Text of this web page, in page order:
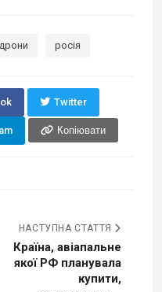
дрони росія
Twitter
Копіювати
НАСТУПНА СТАТТЯ
Країна, авіапальне
якої РФ планувала
купити,